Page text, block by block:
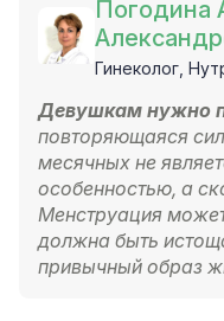
Погодина
Гинеколог,
Девушкам нужно
повторяющаяся
месячных не
особенностью, а
Менструация
должна быть
привычный образ